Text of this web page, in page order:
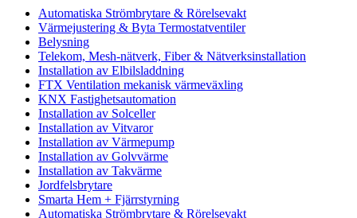
Automatiska Strömbrytare & Rörelsevakt
Värmejustering & Byta Termostatventiler
Belysning
Telekom, Mesh-nätverk, Fiber & Nätverksinstallation
Installation av Elbilsladdning
FTX Ventilation mekanisk värmeväxling
KNX Fastighetsautomation
Installation av Solceller
Installation av Vitvaror
Installation av Värmepump
Installation av Golvvärme
Installation av Takvärme
Jordfelsbrytare
Smarta Hem + Fjärrstyrning
Automatiska Strömbrytare & Rörelsevakt